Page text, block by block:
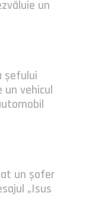
un
șefului
vehicul
un șofer
„Isus